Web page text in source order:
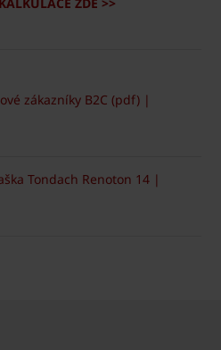
zákazníky B2C (pdf) |
Tondach Renoton 14 |